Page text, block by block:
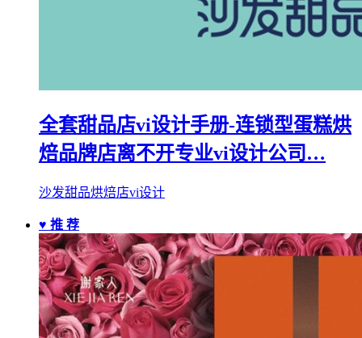
全套甜品店vi设计手册-连锁型蛋糕烘
焙品牌店离不开专业vi设计公司…
沙发甜品烘焙店vi设计
♥ 推 荐